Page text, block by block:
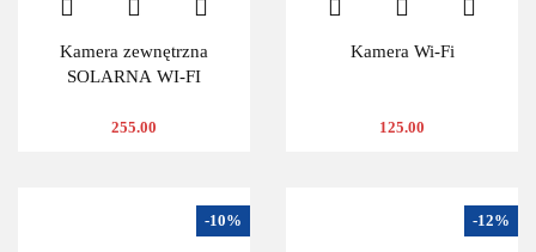
Kamera zewnętrzna
SOLARNA WI-FI
255.00
Kamera Wi-Fi
125.00
-10% -12%